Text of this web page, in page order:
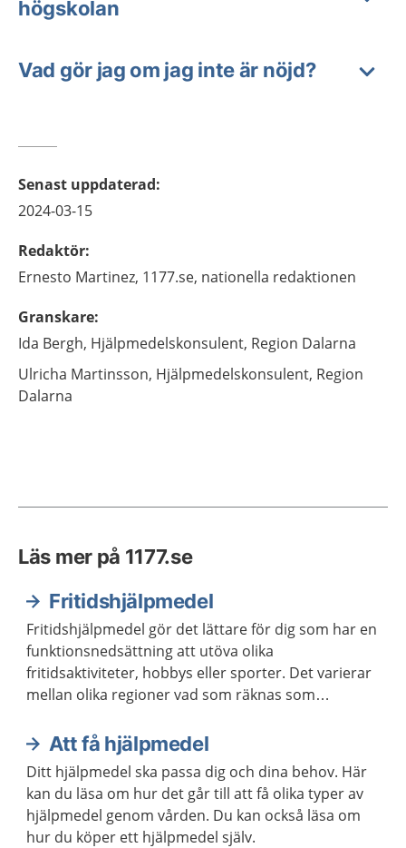
högskolan
Vad gör jag om jag inte är nöjd?
Senast uppdaterad:
2024-03-15
Redaktör:
Ernesto Martinez, 1177.se, nationella redaktionen
Granskare:
Ida Bergh, Hjälpmedelskonsulent, Region Dalarna
Ulricha Martinsson, Hjälpmedelskonsulent, Region
Dalarna
Läs mer på 1177.se
Fritidshjälpmedel
Fritidshjälpmedel gör det lättare för dig som har en
funktionsnedsättning att utöva olika
fritidsaktiviteter, hobbys eller sporter. Det varierar
mellan olika regioner vad som räknas som
låna eller köpa dessa.
Att få hjälpmedel
Ditt hjälpmedel ska passa dig och dina behov. Här
kan du läsa om hur det går till att få olika typer av
hjälpmedel genom vården. Du kan också läsa om
hur du köper ett hjälpmedel själv.